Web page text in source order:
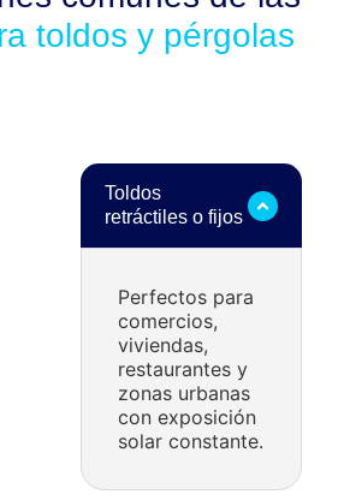
toldos y pérgolas
Toldos
retráctiles o fijos
Perfectos para
comercios,
viviendas,
restaurantes y
zonas urbanas
con exposición
solar constante.